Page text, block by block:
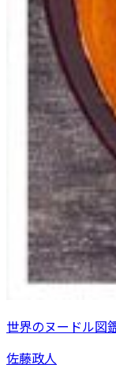
世界のヌードル図
佐藤政人